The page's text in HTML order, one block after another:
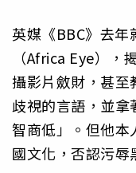
英媒《BBC》去年
（Africa Eye），
攝影片斂財，甚至
歧視的言語，並
智商低」。但他本
國文化，否認污辱